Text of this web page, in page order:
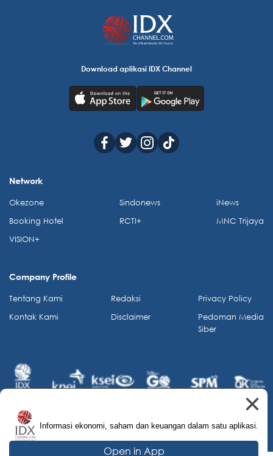
Informasi ekonomi, saham dan keuangan dalam satu aplikasi.
Open in App
Download aplikasi IDX Channel
Network
Okezone
Booking Hotel
VISION+
Sindonews
RCTI+
iNews
MNC Trijaya
Company Profile
Tentang Kami
Kontak Kami
Redaksi
Disclaimer
Privacy Policy
Pedoman Media
Siber
© 2026 IDX Channel. All Rights Reserved.